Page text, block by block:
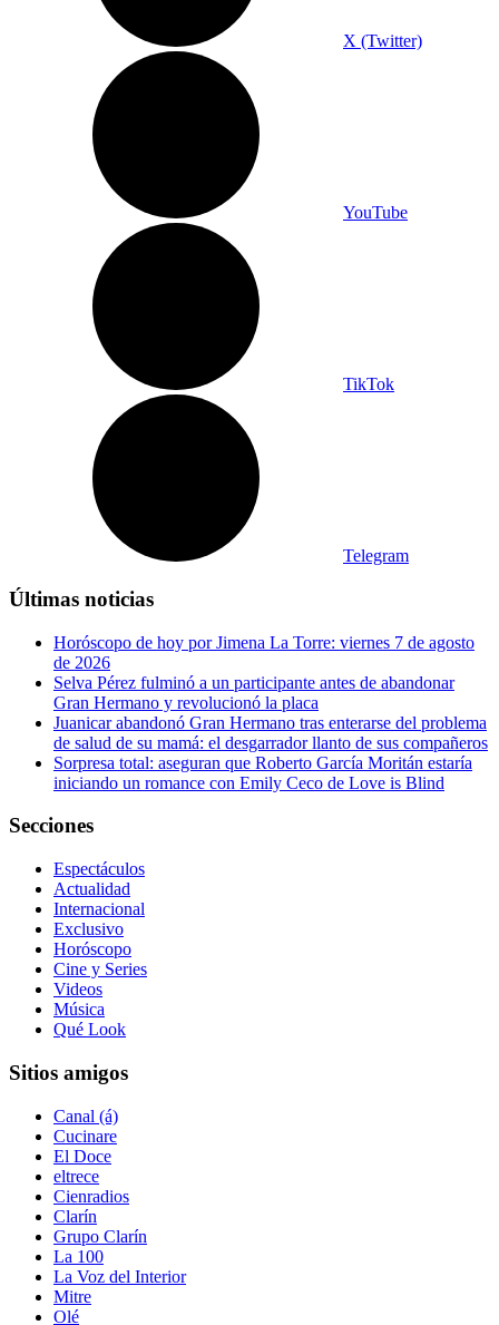
X (Twitter)
YouTube
TikTok
Telegram
Últimas noticias
Horóscopo de hoy por Jimena La Torre: viernes 7 de agosto
de 2026
Selva Pérez fulminó a un participante antes de abandonar
Gran Hermano y revolucionó la placa
Juanicar abandonó Gran Hermano tras enterarse del problema
de salud de su mamá: el desgarrador llanto de sus compañeros
Sorpresa total: aseguran que Roberto García Moritán estaría
iniciando un romance con Emily Ceco de Love is Blind
Secciones
Espectáculos
Actualidad
Internacional
Exclusivo
Horóscopo
Cine y Series
Videos
Música
Qué Look
Sitios amigos
Canal (á)
Cucinare
El Doce
eltrece
Cienradios
Clarín
Grupo Clarín
La 100
La Voz del Interior
Mitre
Olé